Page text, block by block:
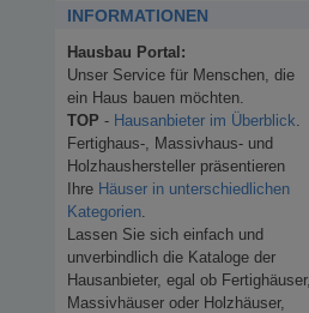
INFORMATIONEN
Hausbau Portal:
Unser Service für Menschen, die
ein Haus bauen möchten.
TOP - Hausanbieter im Überblick
Fertighaus-, Massivhaus- und
Holzhaushersteller präsentieren
Ihre Häuser in unterschiedlichen
Kategorien
Lassen Sie sich einfach und
unverbindlich die Kataloge der
Hausanbieter, egal ob Fertighäuser,
Massivhäuser oder Holzhäuser,